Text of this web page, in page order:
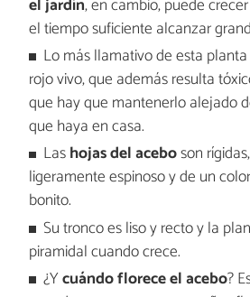
el jardín, en cambio, puede
el tiempo suficiente alcanzar
Lo más llamativo de esta
rojo vivo, que además resulta
que hay que mantenerlo alejado
que haya en casa.
Lashojas del aceboson
ligeramente espinoso y de un
bonito.
Su tronco es liso y recto y la
piramidal cuando crece.
¿Ycuándo florece el acebo?